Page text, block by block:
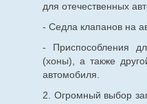
для отечественных
- Седла клапанов на
- Приспособления
(хоны), а также
автомобиля.
2. Огромный выбор